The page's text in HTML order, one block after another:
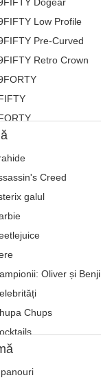
retriever
Low Profile
Pre-Curved
Retro Crown
APEX
M-Crown
Classic
Back
90s
Ball
Retro
Snap
Creed
galul
Oliver și Benji
Chups
Comics